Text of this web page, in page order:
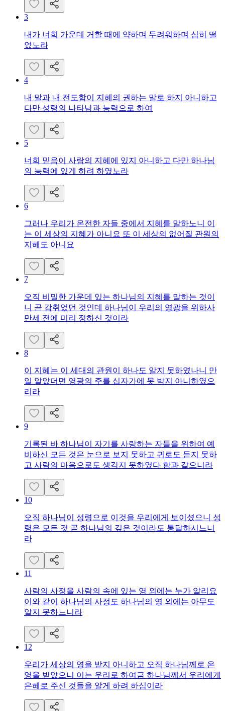
3
내가 너희 가운데 거할 때에 약하며 두려워하며 심히 떨
었노라
4
내 말과 내 전도함이 지혜의 권하는 말로 하지 아니하고
다만 성령의 나타남과 능력으로 하여
5
너희 믿음이 사람의 지혜에 있지 아니하고 다만 하나님
의 능력에 있게 하려 하였노라
6
그러나 우리가 온전한 자들 중에서 지혜를 말하노니 이
는 이 세상의 지혜가 아니요 또 이 세상의 없어질 관원의
지혜도 아니요
7
오직 비밀한 가운데 있는 하나님의 지혜를 말하는 것이
니 곧 감취었던 것인데 하나님이 우리의 영광을 위하사
만세 전에 미리 정하신 것이라
8
이 지혜는 이 세대의 관원이 하나도 알지 못하였나니 만
일 알았더면 영광의 주를 십자가에 못 박지 아니하였으
리라
9
기록된 바 하나님이 자기를 사랑하는 자들을 위하여 예
비하신 모든 것은 눈으로 보지 못하고 귀로도 듣지 못하
고 사람의 마음으로도 생각지 못하였다 함과 같으니라
10
오직 하나님이 성령으로 이것을 우리에게 보이셨으니 성
령은 모든 것 곧 하나님의 깊은 것이라도 통달하시느니
라
11
사람의 사정을 사람의 속에 있는 영 외에는 누가 알리요
이와 같이 하나님의 사정도 하나님의 영 외에는 아무도
알지 못하느니라
12
우리가 세상의 영을 받지 아니하고 오직 하나님께로 온
영을 받았으니 이는 우리로 하여금 하나님께서 우리에게
은혜로 주신 것들을 알게 하려 하심이라